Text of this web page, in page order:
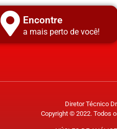
Encontre
a mais perto de você!
Diretor Técnico
Copyright © 2022. Todos